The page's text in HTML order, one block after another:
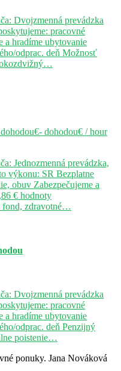
Dvojzmenná prevádzka
pracovné
a hradíme ubytovanie
odprac. deň Možnosť
dohodou€- dohodou€ / hour
Jednozmenná prevádzka,
výkonu: SR Bezplatne
obuv Zabezpečujeme a
€ hodnoty
fond, zdravotné…
Dvojzmenná prevádzka
pracovné
a hradíme ubytovanie
odprac. deň Penzijný
poistenie…
ponuky. Jana Nováková